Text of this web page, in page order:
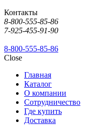
Контакты
8-800-555-85-86
7-925-455-91-90
8-800-555-85-86
Close
Главная
Каталог
О компании
Сотрудничество
Где купить
Доставка